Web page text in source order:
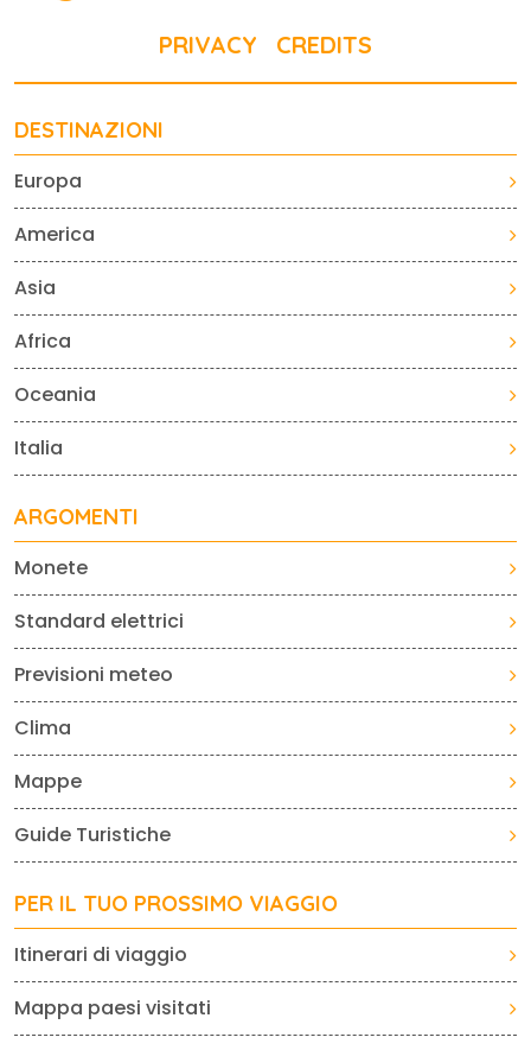
PRIVACY CREDITS
DESTINAZIONI
Europa
America
Asia
Africa
Oceania
Italia
ARGOMENTI
Monete
Standard elettrici
Previsioni meteo
Clima
Mappe
Guide Turistiche
PER IL TUO PROSSIMO VIAGGIO
Itinerari di viaggio
Mappa paesi visitati